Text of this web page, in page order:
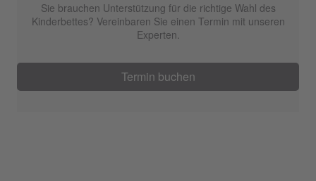
Sie brauchen Unterstützung für die richtige Wahl des
Kinderbettes? Vereinbaren Sie einen Termin mit unseren
Experten.
Termin buchen